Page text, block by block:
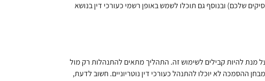
שלכם) ובנוסף גם תוכלו לשמש באופן רשמי כעורכי דין בנושא
מנת להיות קבילים לשימוש זה. התהליך מתאים להתנהלות רק מול
ההסמכה לא יוכלו להתנהל כעורכי דין נוטריוניים. חשוב לדעת,